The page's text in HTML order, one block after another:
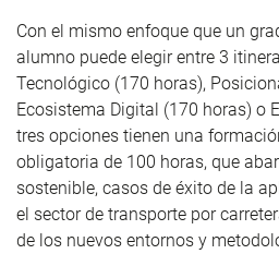
Con el mismo enfoque que un
alumno puede elegir entre 3
Tecnológico (170 horas),
Ecosistema Digital (170 horas) o
tres opciones tienen una
obligatoria de 100 horas, que
sostenible, casos de éxito de la
el sector de transporte por
de los nuevos entornos y